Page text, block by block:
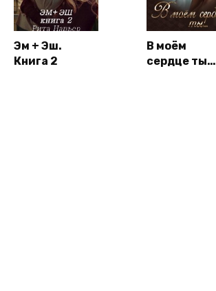
Эм + Эш.
Книга 2
В моём
сердце ты…